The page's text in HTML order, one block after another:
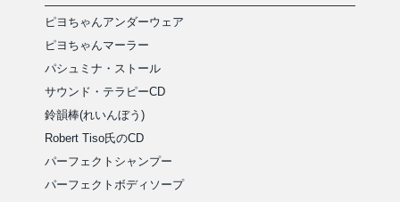
ピヨちゃんアンダーウェア
ピヨちゃんマーラー
パシュミナ・ストール
サウンド・テラピーCD
鈴韻棒(れいんぼう)
Robert Tiso氏のCD
パーフェクトシャンプー
パーフェクトボディソープ